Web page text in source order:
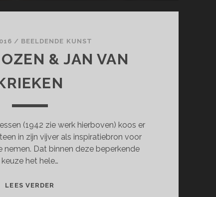
/ BEELDENDE KUNST
& JAN VAN
(1942 zie werk hierboven) koos er
in zijn vijver als inspiratiebron voor
nemen. Dat binnen deze beperkende
keuze het hele…
LEES VERDER